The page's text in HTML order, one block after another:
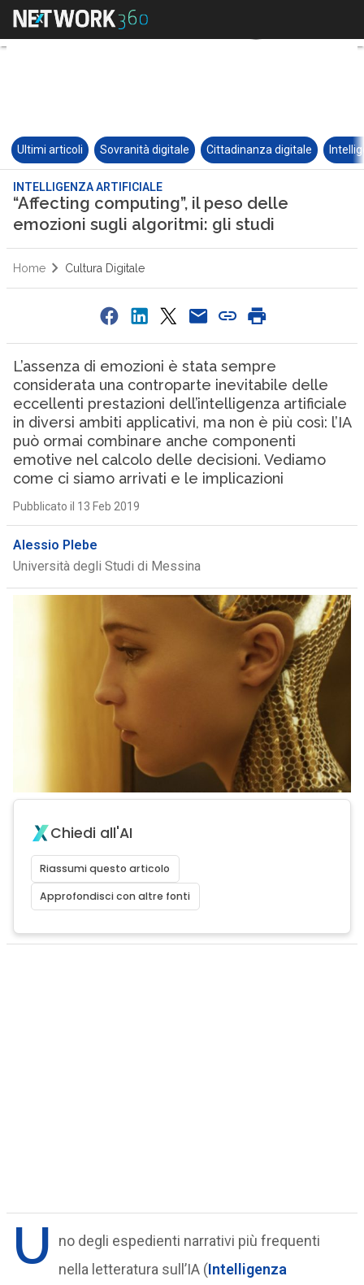
Ultimi articoli Sovranità digitale Cittadinanza digitale
INTELLIGENZA ARTIFICIALE
“Affecting computing”, il peso delle
emozioni sugli algoritmi: gli studi
Home Cultura Digitale
L’assenza di emozioni è stata sempre
considerata una controparte inevitabile delle
eccellenti prestazioni dell’intelligenza artificiale
in diversi ambiti applicativi, ma non è più così: l’IA
può ormai combinare anche componenti
emotive nel calcolo delle decisioni. Vediamo
come ci siamo arrivati e le implicazioni
Pubblicato il 13 Feb 2019
Alessio Plebe
Università degli Studi di Messina
Chiedi all'AI
Riassumi questo articolo
Approfondisci con altre fonti
U
no degli espedienti narrativi più frequenti
nella letteratura sull’IA (Intelligenza